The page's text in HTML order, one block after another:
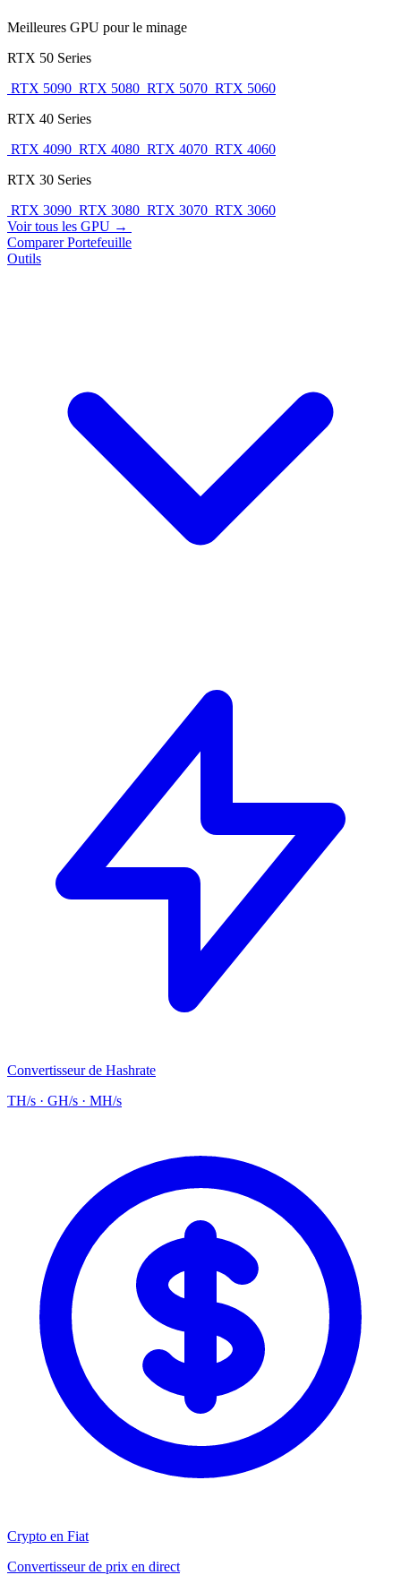
Meilleures GPU pour le minage
RTX 50 Series
RTX 5090 RTX 5080 RTX 5070 RTX 5060
RTX 40 Series
RTX 4090 RTX 4080 RTX 4070 RTX 4060
RTX 30 Series
RTX 3090 RTX 3080 RTX 3070 RTX 3060
Voir tous les GPU →
ComparerPortefeuille
Outils
Convertisseur de Hashrate
TH/s · GH/s · MH/s
Crypto en Fiat
Convertisseur de prix en direct